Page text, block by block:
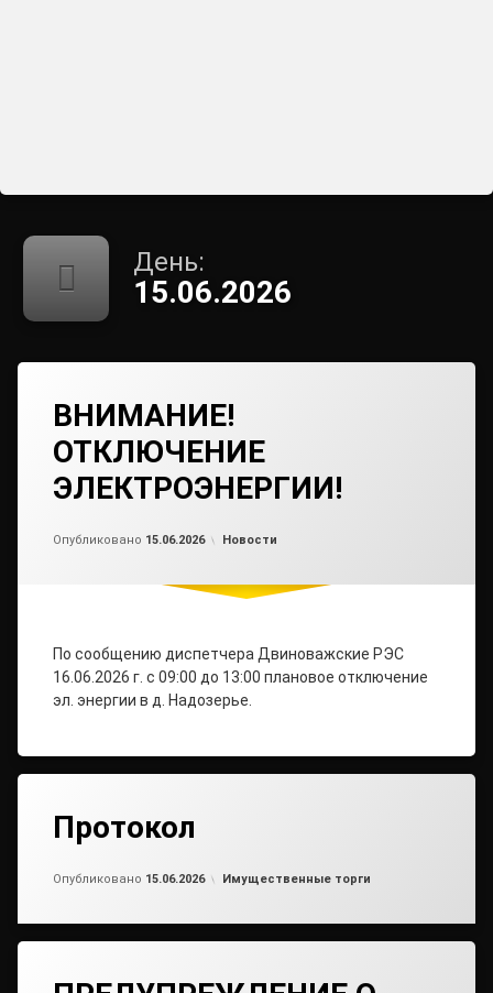
День:
15.06.2026
ВНИМАНИЕ!
ОТКЛЮЧЕНИЕ
ЭЛЕКТРОЭНЕРГИИ!
Опубликовано 15.06.2026 Рубрики:
Новости
По сообщению диспетчера Двиноважские РЭС
16.06.2026 г. с 09:00 до 13:00 плановое отключение
эл. энергии в д. Надозерье.
Протокол
Опубликовано 15.06.2026 Рубрики:
Имущественные торги